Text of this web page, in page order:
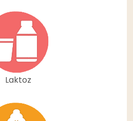
Laktoz